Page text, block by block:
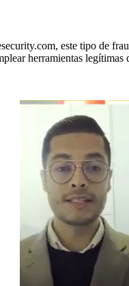
este tipo de
herramientas legítimas